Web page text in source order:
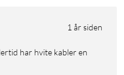
1 år siden